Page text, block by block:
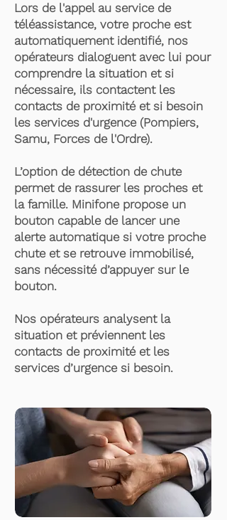
Lors de l'appel au service de
téléassistance, votre proche est
automatiquement identifié, nos
opérateurs dialoguent avec lui pour
comprendre la situation et si
nécessaire, ils contactent les
contacts de proximité et si besoin
les services d'urgence (Pompiers,
Samu, Forces de l'Ordre).
L’option de détection de chute
permet de rassurer les proches et
la famille. Minifone propose un
bouton capable de lancer une
alerte automatique si votre proche
chute et se retrouve immobilisé,
sans nécessité d’appuyer sur le
bouton.
Nos opérateurs analysent la
situation et préviennent les
contacts de proximité et les
services d’urgence si besoin.